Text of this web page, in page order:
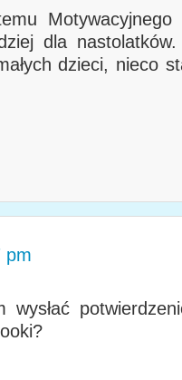
Motywacyjnego
dla
dzieci, nieco
pm